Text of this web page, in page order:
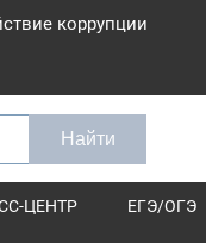
коррупции
ЦЕНТР ЕГЭ/ОГЭ